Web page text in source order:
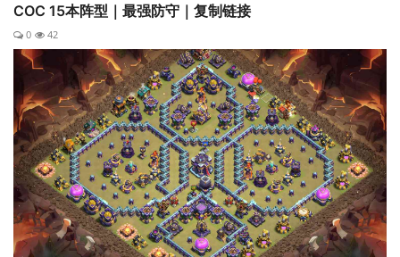
COC 15本阵型｜最强防守｜复制链接
0 42